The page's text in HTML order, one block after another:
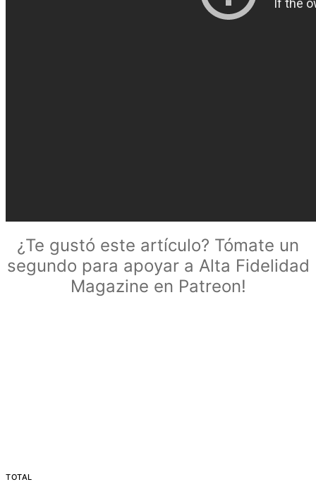
¿Te gustó este artículo? Tómate un
segundo para apoyar a Alta Fidelidad
Magazine en Patreon!
TOTAL